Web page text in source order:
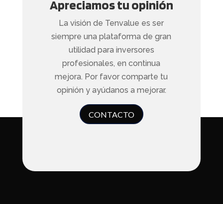
Apreciamos tu opinión
La visión de Tenvalue es ser
siempre una plataforma de gran
utilidad para inversores
profesionales, en continua
mejora. Por favor comparte tu
opinión y ayúdanos a mejorar.
CONTACTO